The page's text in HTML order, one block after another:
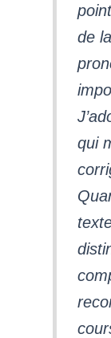
de
qui